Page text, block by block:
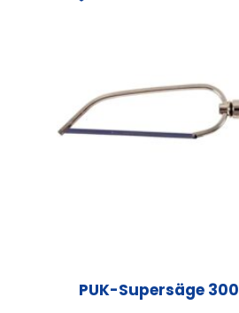
PUK-Supersäge 300